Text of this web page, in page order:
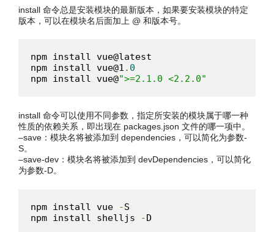
install 命令总是安装模块的最新版本，如果要安装模块的特定
版本，可以在模块名后面加上 @ 和版本号。
npm install vue@latest
npm install vue@1 . 0
npm install vue@">=2.1.0 <2.2.0"
install 命令可以使用不同参数，指定所安装的模块属于哪一种
性质的依赖关系，即出现在 packages.json 文件的哪一项中。
–save：模块名将被添加到 dependencies，可以简化为参数-
S。
–save-dev：模块名将被添加到 devDependencies，可以简化
为参数-D。
npm install vue -S
npm install shelljs
-D